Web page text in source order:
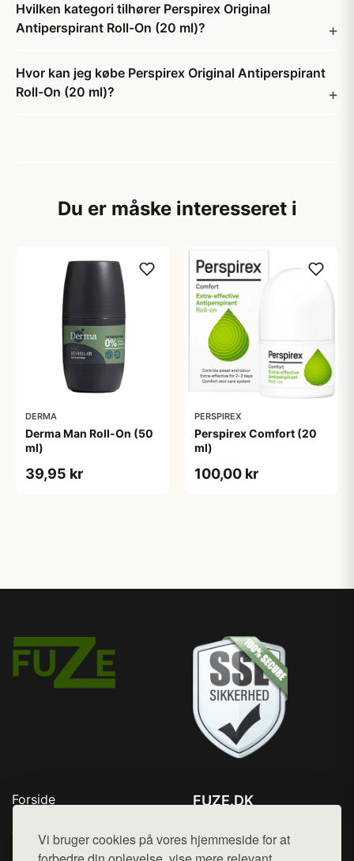
Vi bruger cookies på vores hjemmeside for at
Hvilken kategori tilhører Perspirex Original
Antiperspirant Roll-On (20 ml)?
Hvor kan jeg købe Perspirex Original Antiperspirant
Roll-On (20 ml)?
Du er måske interesseret i
DERMA
Derma Man Roll-On (50
ml)
39,95 kr
PERSPIREX
Perspirex Comfort (20
ml)
100,00 kr
Forside
Top Rabatter
Kontakt
FUZE.DK
Mail: hej@want.dk